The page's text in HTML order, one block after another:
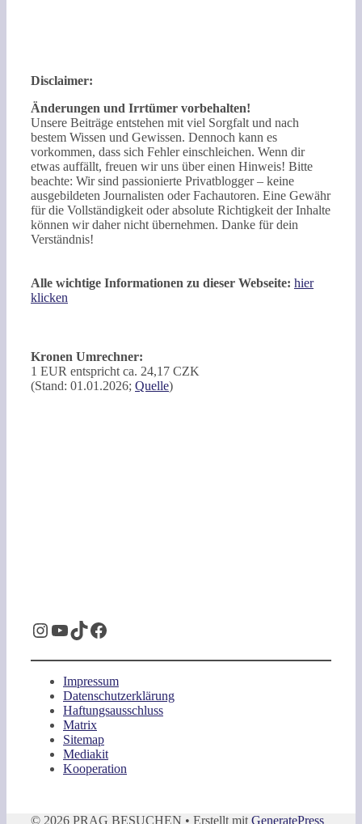
Disclaimer:
Änderungen und Irrtümer vorbehalten!
Unsere Beiträge entstehen mit viel Sorgfalt und nach
bestem Wissen und Gewissen. Dennoch kann es
vorkommen, dass sich Fehler einschleichen. Wenn dir
etwas auffällt, freuen wir uns über einen Hinweis! Bitte
beachte: Wir sind passionierte Privatblogger – keine
ausgebildeten Journalisten oder Fachautoren. Eine Gewähr
für die Vollständigkeit oder absolute Richtigkeit der Inhalte
können wir daher nicht übernehmen. Danke für dein
Verständnis!
Alle wichtige Informationen zu dieser Webseite: hier
klicken
Kronen Umrechner:
1 EUR entspricht ca. 24,17 CZK
(Stand: 01.01.2026; Quelle)
Instagram
YouTube
TikTok
Facebook
Impressum
Datenschutzerklärung
Haftungsausschluss
Matrix
Sitemap
Mediakit
Kooperation
© 2026 PRAG BESUCHEN • Erstellt mit GeneratePress